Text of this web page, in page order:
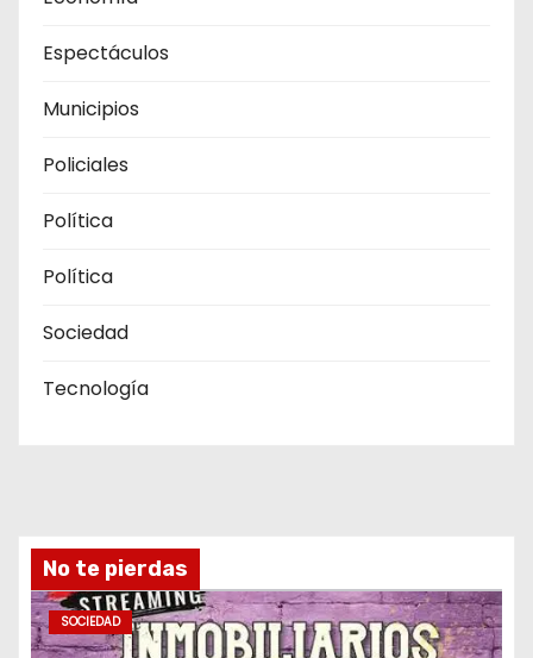
Espectáculos
Municipios
Policiales
Política
Política
Sociedad
Tecnología
No te pierdas
SOCIEDAD